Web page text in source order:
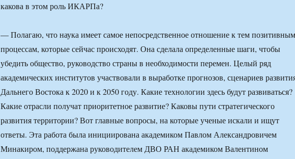
какова в этом роль ИКАРПа?
— Полагаю, что наука имеет самое непосредственное отношение к тем позитивным
процессам, которые сейчас происходят. Она сделала определенные шаги, чтобы
убедить общество, руководство страны в необходимости перемен. Целый ряд
академических институтов участвовали в выработке прогнозов, сценариев
Дальнего Востока к 2020 и к 2050 году. Какие технологии здесь будут развиваться?
Какие отрасли получат приоритетное развитие? Каковы пути стратегического
развития территории? Вот главные вопросы, на которые ученые искали и ищут
ответы. Эта работа была инициирована академиком Павлом Александровичем
Минакиром, поддержана руководителем ДВО РАН академиком Валентином